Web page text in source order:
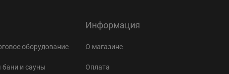
оборудование
бани и сауны
Информация
О магазине
Оплата